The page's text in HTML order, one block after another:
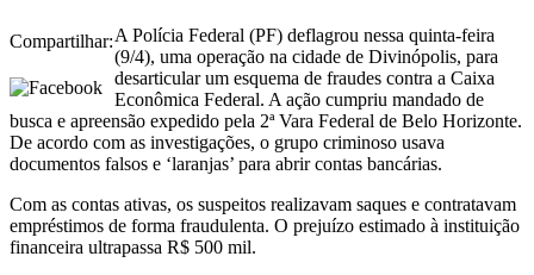
Compartilhar:A Polícia Federal (PF) deflagrou nessa quinta-feira
(9/4), uma operação na cidade de Divinópolis, para
desarticular um esquema de fraudes contra a Caixa
Econômica Federal. A ação cumpriu mandado de
busca e apreensão expedido pela 2ª Vara Federal de Belo Horizonte.
De acordo com as investigações, o grupo criminoso usava
documentos falsos e ‘laranjas’ para abrir contas bancárias.
Com as contas ativas, os suspeitos realizavam saques e contratavam
empréstimos de forma fraudulenta. O prejuízo estimado à instituição
financeira ultrapassa R$ 500 mil.